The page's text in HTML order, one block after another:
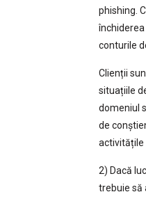
phishing.
conturile
Clienții
situațiile
domeniul
de
activitățile
2) Dacă
trebuie să